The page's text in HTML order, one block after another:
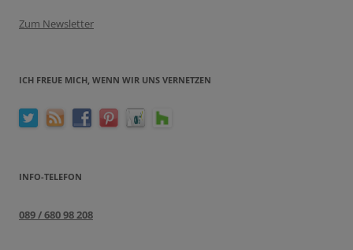
Zum Newsletter
ICH FREUE MICH, WENN WIR UNS VERNETZEN
INFO-TELEFON
089 / 680 98 208